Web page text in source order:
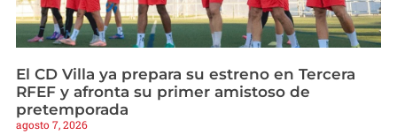
El CD Villa ya prepara su estreno en Tercera
RFEF y afronta su primer amistoso de
pretemporada
agosto 7, 2026